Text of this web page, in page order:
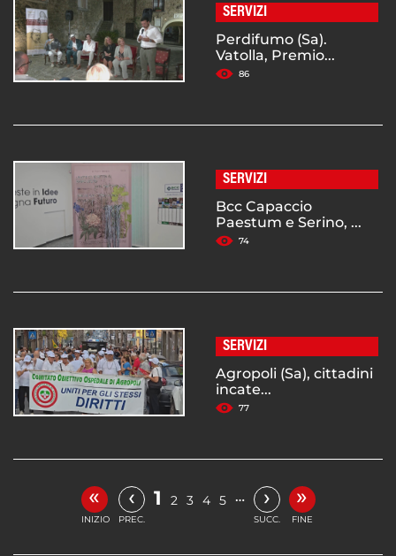
SERVIZI
Perdifumo (Sa).
Vatolla, Premio...
86
SERVIZI
Bcc Capaccio
Paestum e Serino, ...
74
SERVIZI
Agropoli (Sa), cittadini
incate...
77
«
INIZIO
‹
PREC.
1 2 3 4 5 … ›
SUCC.
»
FINE